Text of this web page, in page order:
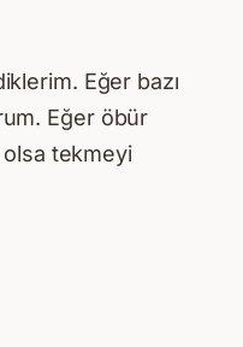
Eğer bazı
Eğer öbür
olsa tekmeyi